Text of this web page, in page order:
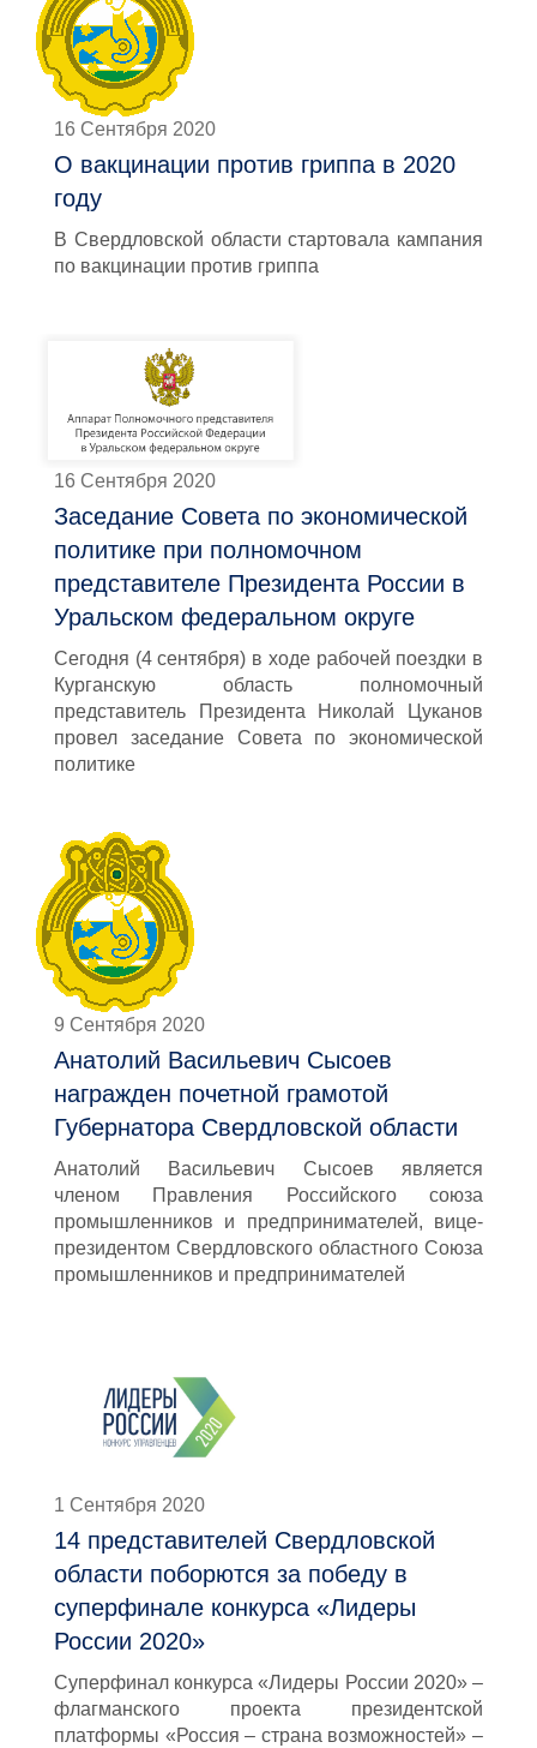
16 Сентября 2020
О вакцинации против гриппа в 2020
году
В Свердловской области стартовала кампания
по вакцинации против гриппа
16 Сентября 2020
Заседание Совета по экономической
политике при полномочном
представителе Президента России в
Уральском федеральном округе
Сегодня (4 сентября) в ходе рабочей поездки в
Курганскую область полномочный
представитель Президента Николай Цуканов
провел заседание Совета по экономической
политике
9 Сентября 2020
Анатолий Васильевич Сысоев
награжден почетной грамотой
Губернатора Свердловской области
Анатолий Васильевич Сысоев является
членом Правления Российского союза
промышленников и предпринимателей, вице-
президентом Свердловского областного Союза
промышленников и предпринимателей
1 Сентября 2020
14 представителей Свердловской
области поборются за победу в
суперфинале конкурса «Лидеры
России 2020»
Суперфинал конкурса «Лидеры России 2020» –
флагманского проекта президентской
платформы «Россия – страна возможностей» –